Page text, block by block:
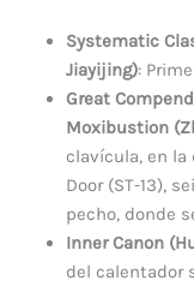
Systematic
Jiayijing):
Great
Moxibustion
clavícula, en la
Door (ST-13),
pecho, donde
Inner Canon
del calentador